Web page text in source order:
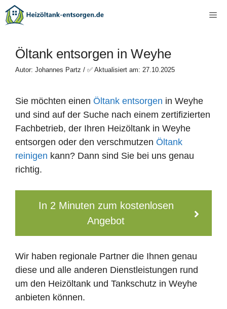
Zum
Inhalt
Öltank entsorgen in Weyhe
Autor: Johannes Partz / ✅ Aktualisiert am: 27.10.2025
Sie möchten einen Öltank entsorgen in Weyhe
und sind auf der Suche nach einem zertifizierten
Fachbetrieb, der Ihren Heizöltank in Weyhe
entsorgen oder den verschmutzen Öltank
reinigen kann? Dann sind Sie bei uns genau
richtig.
In 2 Minuten zum kostenlosen
Angebot
Wir haben regionale Partner die Ihnen genau
diese und alle anderen Dienstleistungen rund
um den Heizöltank und Tankschutz in Weyhe
anbieten können.